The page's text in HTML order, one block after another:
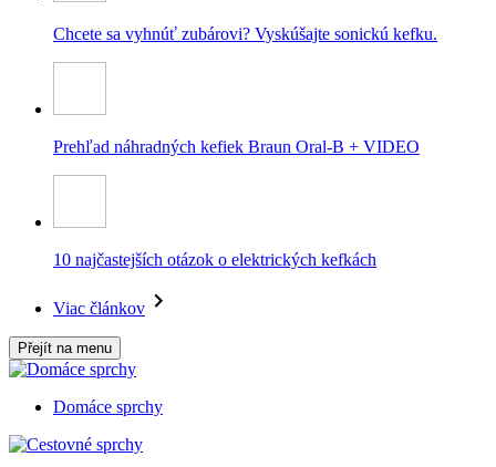
Chcete sa vyhnúť zubárovi? Vyskúšajte sonickú kefku.
Prehľad náhradných kefiek Braun Oral-B + VIDEO
10 najčastejších otázok o elektrických kefkách
Viac článkov
Přejít na menu
Domáce sprchy